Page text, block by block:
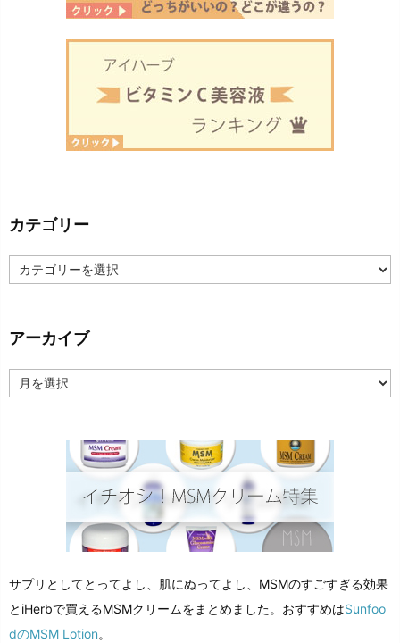
カテゴリー
テ
ー
アーカイブ
ー
サプリとしてとってよし、肌にぬってよし、MSMのすごすぎる効果
とiHerbで買えるMSMクリームをまとめました。おすすめはSunfoo
dのMSM Lotion。